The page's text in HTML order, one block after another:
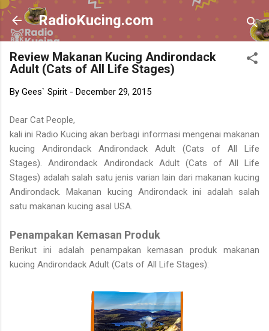
Skip to main content
RadioKucing.com
Review Makanan Kucing Andirondack
Adult (Cats of All Life Stages)
By Gees` Spirit - December 29, 2015
Dear Cat People,
kali ini Radio Kucing akan berbagi informasi mengenai makanan
kucing Andirondack Andirondack Adult (Cats of All Life
Stages). Andirondack Andirondack Adult (Cats of All Life
Stages) adalah salah satu jenis varian lain dari makanan kucing
Andirondack. Makanan kucing Andirondack ini adalah salah
satu makanan kucing asal USA.
Penampakan Kemasan Produk
Berikut ini adalah penampakan kemasan produk makanan
kucing Andirondack Adult (Cats of All Life Stages):